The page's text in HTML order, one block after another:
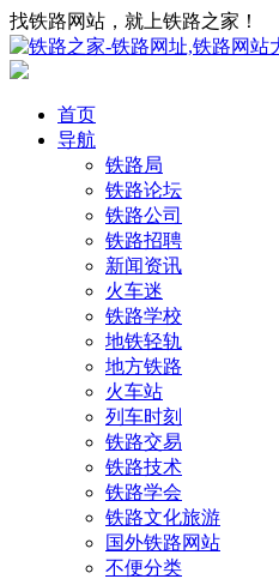
找铁路网站，就上铁路之家！
首页
导航
铁路局
铁路论坛
铁路公司
铁路招聘
新闻资讯
火车迷
铁路学校
地铁轻轨
地方铁路
火车站
列车时刻
铁路交易
铁路技术
铁路学会
铁路文化旅游
国外铁路网站
不便分类